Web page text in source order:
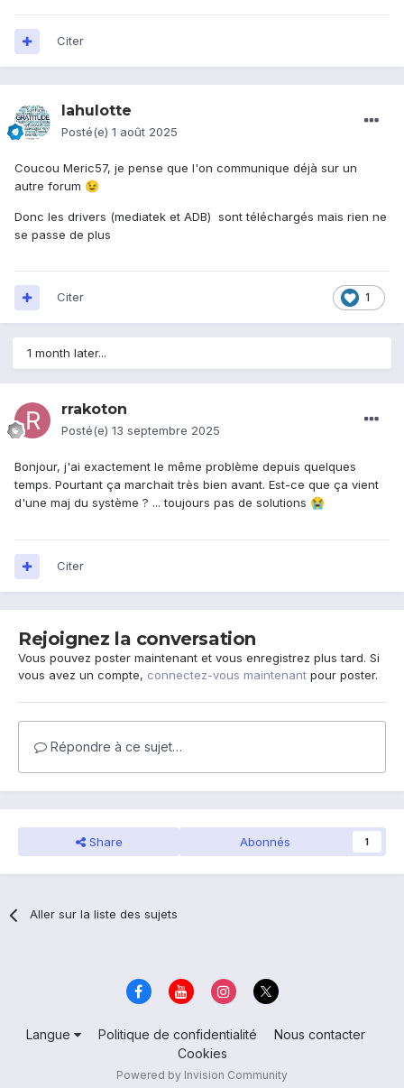
Citer
lahulotte
Posté(e) 1 août 2025
Coucou Meric57, je pense que l'on communique déjà sur un
autre forum 😉
Donc les drivers (mediatek et ADB) sont téléchargés mais rien ne
se passe de plus
1
Citer
1 month later...
rrakoton
Posté(e) 13 septembre 2025
Bonjour, j'ai exactement le même problème depuis quelques
temps. Pourtant ça marchait très bien avant. Est-ce que ça vient
d'une maj du système ? ... toujours pas de solutions 😭
Citer
Rejoignez la conversation
Vous pouvez poster maintenant et vous enregistrez plus tard. Si
vous avez un compte, connectez-vous maintenant pour poster.
Répondre à ce sujet…
Share Abonnés 1
Aller sur la liste des sujets
Langue Politique de confidentialité
Nous contacter
Cookies
Powered by Invision Community